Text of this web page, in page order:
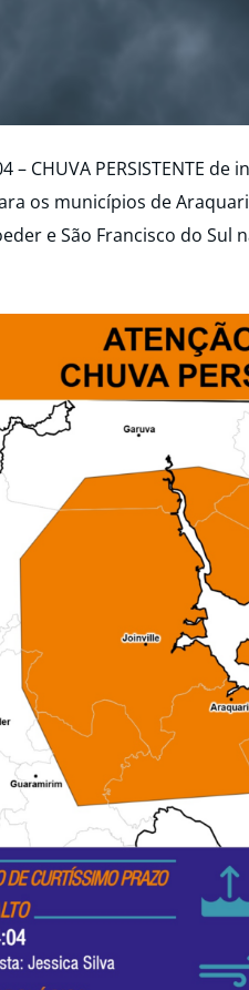
– CHUVA PERSISTENTE
os municípios de
e São Francisco do